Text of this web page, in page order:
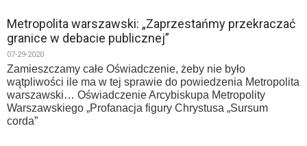
Metropolita warszawski: „Zaprzestańmy przekraczać
granice w debacie publicznej”
07-29-2020
Zamieszczamy całe Oświadczenie, żeby nie było
wątpliwości ile ma w tej sprawie do powiedzenia Metropolita
warszawski… Oświadczenie Arcybiskupa Metropolity
Warszawskiego „Profanacja figury Chrystusa „Sursum
corda”